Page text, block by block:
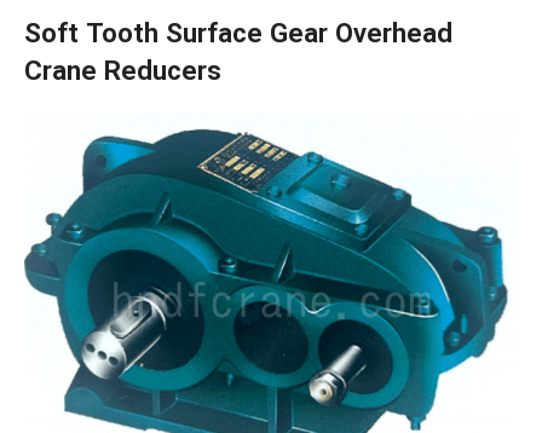
Soft Tooth Surface Gear Overhead
Crane Reducers